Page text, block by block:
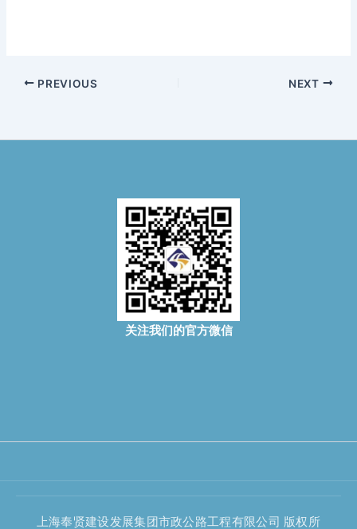
PREVIOUS NEXT
关注我们的官方微信
上海奉贤建设发展集团市政公路工程有限公司 版权所